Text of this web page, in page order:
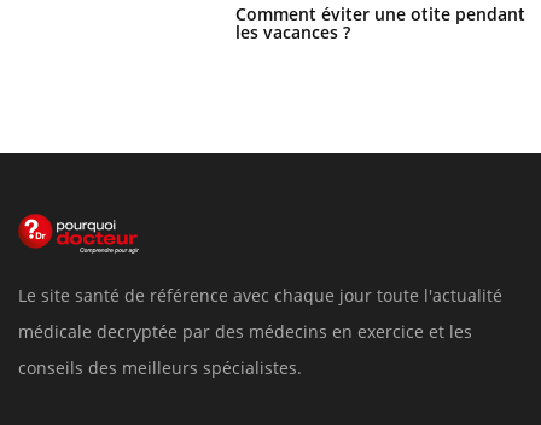
Comment éviter une otite pendant
les vacances ?
Le site santé de référence avec chaque jour toute l'actualité
médicale decryptée par des médecins en exercice et les
conseils des meilleurs spécialistes.